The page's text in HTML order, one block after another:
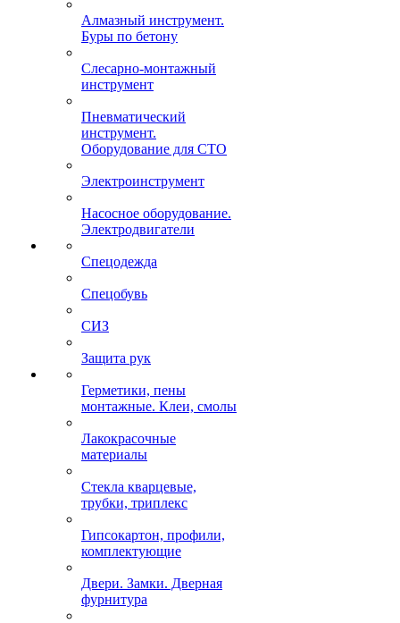
Алмазный инструмент.
Буры по бетону
Слесарно-монтажный
инструмент
Пневматический
инструмент.
Оборудование для СТО
Электроинструмент
Насосное оборудование.
Электродвигатели
Спецодежда
Спецобувь
СИЗ
Защита рук
Герметики, пены
монтажные. Клеи, смолы
Лакокрасочные
материалы
Стекла кварцевые,
трубки, триплекс
Гипсокартон, профили,
комплектующие
Двери. Замки. Дверная
фурнитура